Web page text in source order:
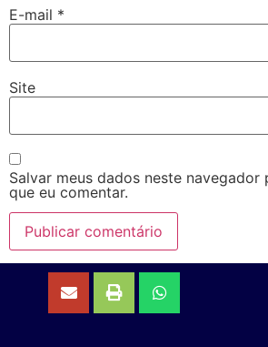
E-mail *
Site
Salvar meus dados neste navegador
que eu comentar.